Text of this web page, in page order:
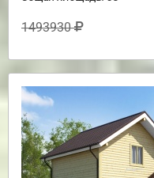
1493930